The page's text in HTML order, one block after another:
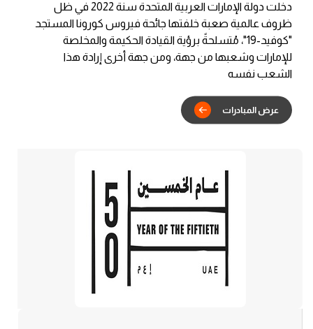
دخلت دولة الإمارات العربية المتحدة سنة 2022 في ظل
ظروف عالمية صعبة خلفتها جائحة فيروس كورونا المستجد
"كوفيد-19"، مُتسلحةً برؤية القيادة الحكيمة والمخلصة
للإمارات وشعبها من جهة، ومن جهة أخرى إرادة هذا
الشعب نفسه